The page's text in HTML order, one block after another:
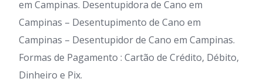
em Campinas. Desentupidora de Cano em
Campinas – Desentupimento de Cano em
Campinas – Desentupidor de Cano em Campinas.
Formas de Pagamento : Cartão de Crédito, Débito,
Dinheiro e Pix.